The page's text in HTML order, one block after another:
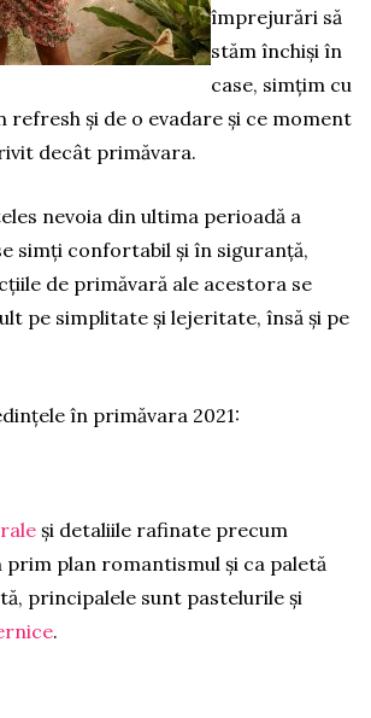
împrejurări să
stăm închiși în
case, simțim cu
refresh și de o evadare și ce moment
decât primăvara.
nevoia din ultima perioadă a
simți confortabil și în siguranță,
de primăvară ale acestora se
pe simplitate și lejeritate, însă și pe
în primăvara 2021:
și detaliile rafinate precum
prim plan romantismul și ca paletă
principalele sunt pastelurile și
.